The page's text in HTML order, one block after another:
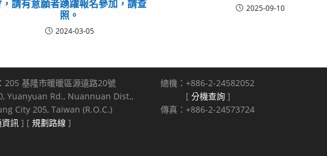
請有意願者踴躍報名參加，請查
照。
2024-03-05
2025-09-10
205 基隆市暖暖區源遠路20號
Yuanyuan Rd., Nuannuan Dist.,
City 205, Taiwan (R.O.C.)
資訊 ] [ 規劃路線 ]
總機：+886-2-24582052
[ 分機查詢 ]
傳真：+886-2-24573724